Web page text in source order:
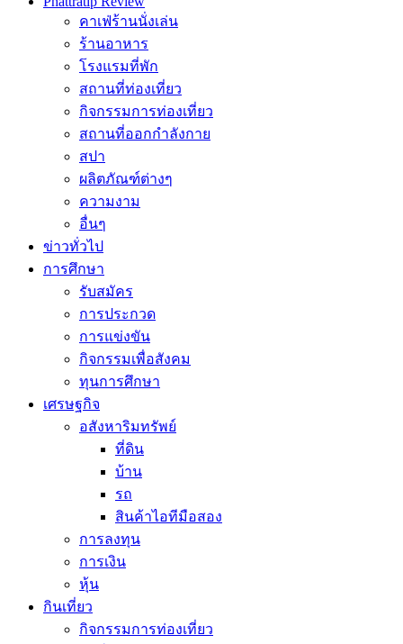
คาเฟ่ร้านนั่งเล่น
ร้านอาหาร
โรงแรมที่พัก
สถานที่ท่องเที่ยว
กิจกรรมการท่องเที่ยว
สถานที่ออกกำลังกาย
สปา
ผลิตภัณฑ์ต่างๆ
ความงาม
อื่นๆ
ข่าวทั่วไป
การศึกษา
รับสมัคร
การประกวด
การแข่งขัน
กิจกรรมเพื่อสังคม
ทุนการศึกษา
เศรษฐกิจ
อสังหาริมทรัพย์
ที่ดิน
บ้าน
รถ
สินค้าไอทีมือสอง
การลงทุน
การเงิน
หุ้น
กินเที่ยว
กิจกรรมการท่องเที่ยว